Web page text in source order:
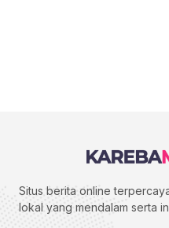
Situs berita online
lokal yang mendalam serta